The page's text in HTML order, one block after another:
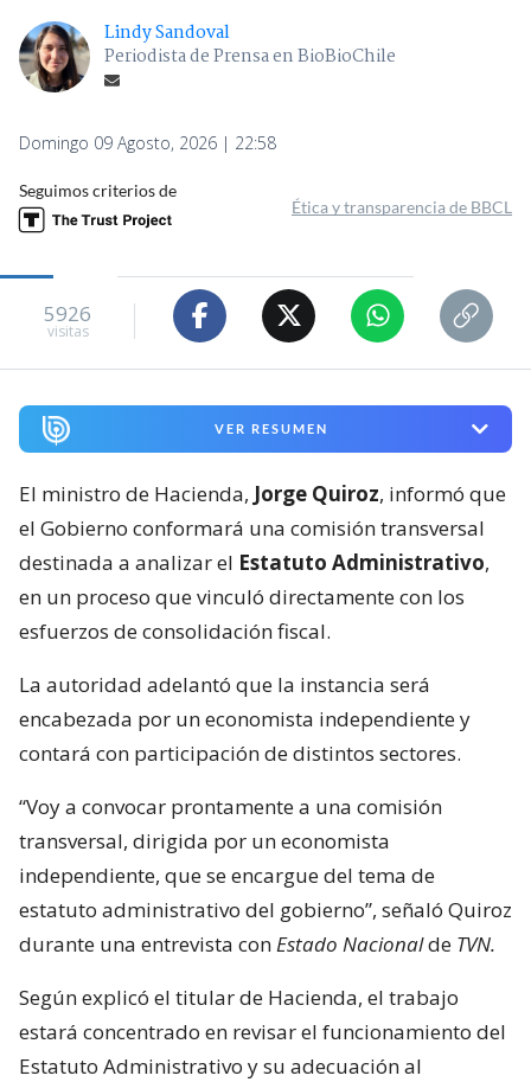
Lindy Sandoval
Periodista de Prensa en BioBioChile
Domingo 09 Agosto, 2026 | 22:58
Seguimos criterios de
Ética y transparencia de BBCL
5926
visitas
VER RESUMEN
El ministro de Hacienda, Jorge Quiroz, informó que
el Gobierno conformará una comisión transversal
destinada a analizar el Estatuto Administrativo,
en un proceso que vinculó directamente con los
esfuerzos de consolidación fiscal.
La autoridad adelantó que la instancia será
encabezada por un economista independiente y
contará con participación de distintos sectores.
“Voy a convocar prontamente a una comisión
transversal, dirigida por un economista
independiente, que se encargue del tema de
estatuto administrativo del gobierno”, señaló Quiroz
durante una entrevista conEstado Nacionalde TVN.
Según explicó el titular de Hacienda, el trabajo
estará concentrado en revisar el funcionamiento del
Estatuto Administrativo y su adecuación al